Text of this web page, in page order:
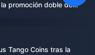
promoción doble de
Tango Coins tras la